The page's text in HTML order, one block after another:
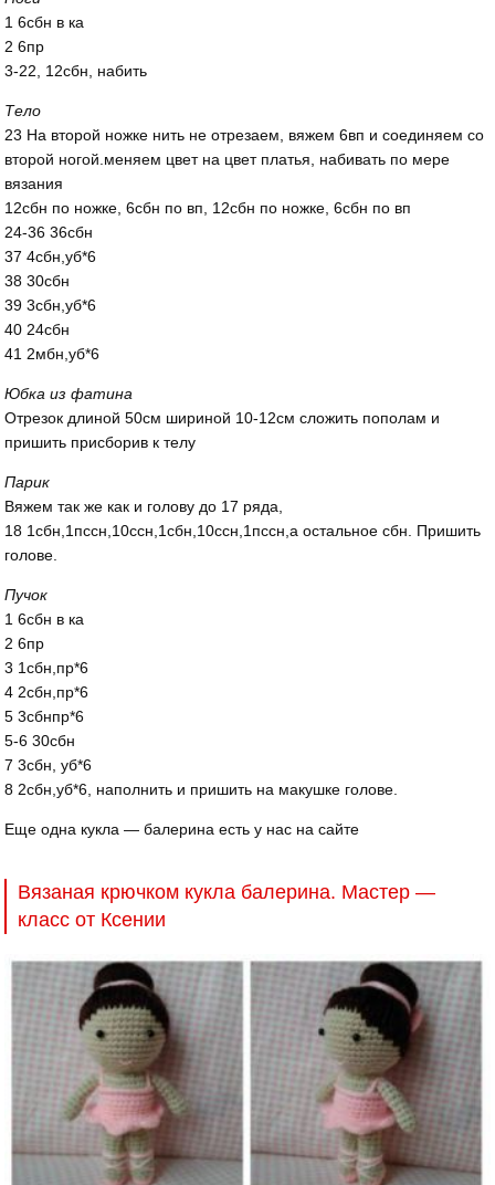
1 6сбн в ка
2 6пр
3-22, 12сбн, набить
Тело
23 На второй ножке нить не отрезаем, вяжем 6вп и соединяем со
второй ногой.меняем цвет на цвет платья, набивать по мере
вязания
12сбн по ножке, 6сбн по вп, 12сбн по ножке, 6сбн по вп
24-36 36сбн
37 4сбн,уб*6
38 30сбн
39 3сбн,уб*6
40 24сбн
41 2мбн,уб*6
Юбка из фатина
Отрезок длиной 50см шириной 10-12см сложить пополам и
пришить присборив к телу
Парик
Вяжем так же как и голову до 17 ряда,
18 1сбн,1пссн,10ссн,1сбн,10ссн,1пссн,а остальное сбн. Пришить
голове.
Пучок
1 6сбн в ка
2 6пр
3 1сбн,пр*6
4 2сбн,пр*6
5 3сбнпр*6
5-6 30сбн
7 3сбн, уб*6
8 2сбн,уб*6, наполнить и пришить на макушке голове.
Еще одна кукла — балерина есть у нас на сайте
Вязаная крючком кукла балерина. Мастер —
класс от Ксении